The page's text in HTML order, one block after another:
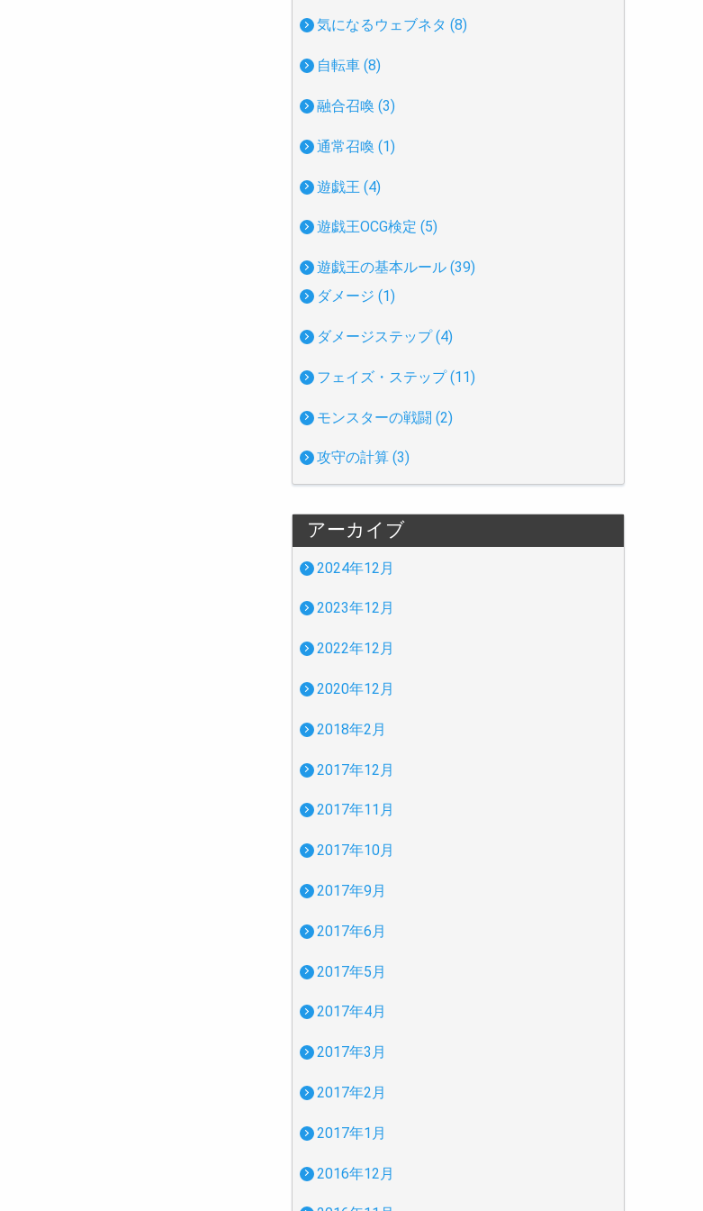
気になるウェブネタ (8)
自転車 (8)
融合召喚 (3)
通常召喚 (1)
遊戯王 (4)
遊戯王OCG検定 (5)
遊戯王の基本ルール (39)
ダメージ (1)
ダメージステップ (4)
フェイズ・ステップ (11)
モンスターの戦闘 (2)
攻守の計算 (3)
アーカイブ
2024年12月
2023年12月
2022年12月
2020年12月
2018年2月
2017年12月
2017年11月
2017年10月
2017年9月
2017年6月
2017年5月
2017年4月
2017年3月
2017年2月
2017年1月
2016年12月